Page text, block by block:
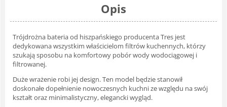
Opis
Trójdrożna bateria od hiszpańskiego producenta Tres jest
dedykowana wszystkim właścicielom filtrów kuchennych, którzy
szukają sposobu na komfortowy pobór wody wodociągowej i
filtrowanej.
Duże wrażenie robi jej design. Ten model będzie stanowił
doskonałe dopełnienie nowoczesnych kuchni ze względu na swój
kształt oraz minimalistyczny, elegancki wygląd.